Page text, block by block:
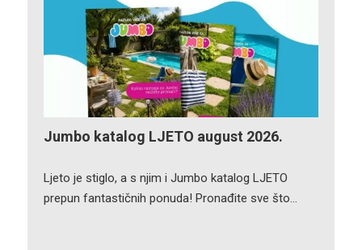
Jumbo katalog LJETO august 2026.
Ljeto je stiglo, a s njim i Jumbo katalog LJETO
prepun fantastičnih ponuda! Pronađite sve što…